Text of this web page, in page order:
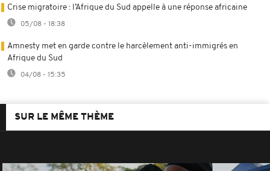
Crise migratoire : l’Afrique du Sud appelle à une réponse africaine
05/08 - 18:38
Amnesty met en garde contre le harcèlement anti-immigrés en
Afrique du Sud
04/08 - 15:35
SUR LE MÊME THÈME